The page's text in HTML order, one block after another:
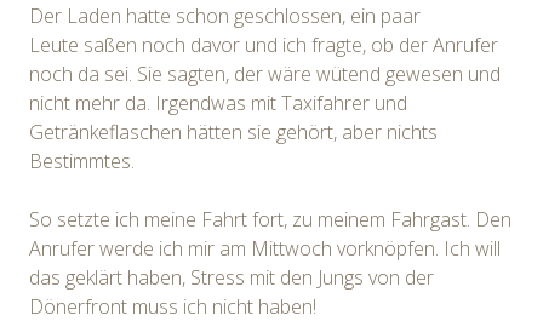
Der Laden hatte schon geschlossen, ein paar
Leute saßen noch davor und ich fragte, ob der Anrufer
noch da sei. Sie sagten, der wäre wütend gewesen und
nicht mehr da. Irgendwas mit Taxifahrer und
Getränkeflaschen hätten sie gehört, aber nichts
Bestimmtes.
So setzte ich meine Fahrt fort, zu meinem Fahrgast. Den
Anrufer werde ich mir am Mittwoch vorknöpfen. Ich will
das geklärt haben, Stress mit den Jungs von der
Dönerfront muss ich nicht haben!